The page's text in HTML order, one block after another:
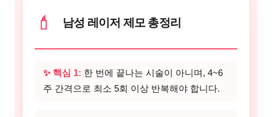
💄 남성 레이저 제모 총정리
✨ 핵심 1: 한 번에 끝나는 시술이 아니며, 4~6
주 간격으로 최소 5회 이상 반복해야 합니다.